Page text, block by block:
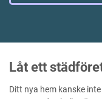
Låt ett
Ditt nya hem kanske